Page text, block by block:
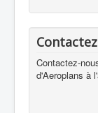
Contactez-
d'Aeroplans à